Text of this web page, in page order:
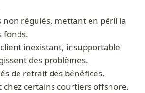
non régulés, mettant en péril la
fonds.
inexistant, insupportable
des problèmes.
de retrait des bénéfices,
certains courtiers offshore.